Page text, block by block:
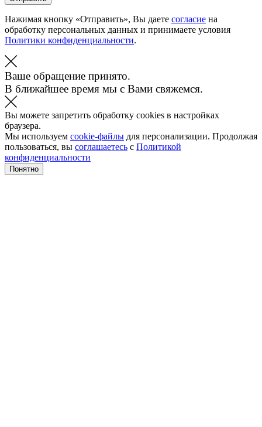
Нажимая кнопку «Отправить», Вы даете согласие на
обработку персональных данных и принимаете условия
Политики конфиденциальности.
Ваше обращение принято.
В ближайшее время мы с Вами свяжемся.
Вы можете запретить обработку cookies в настройках
браузера.
Мы используем cookie-файлы для персонализации. Продолжая
пользоваться, вы соглашаетесь с Политикой
конфиденциальности
Понятно